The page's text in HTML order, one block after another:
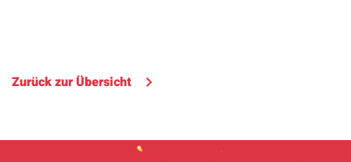
Zurück zur Übersicht